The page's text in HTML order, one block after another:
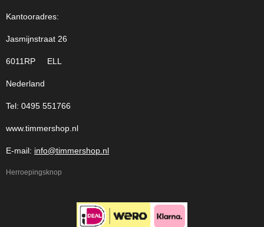
Kantooradres:
Jasmijnstraat 26
6011RP ELL
Nederland
Tel: 0495 551766
www.timmershop.nl
E-mail: info@timmershop.nl
Herroepingsknop